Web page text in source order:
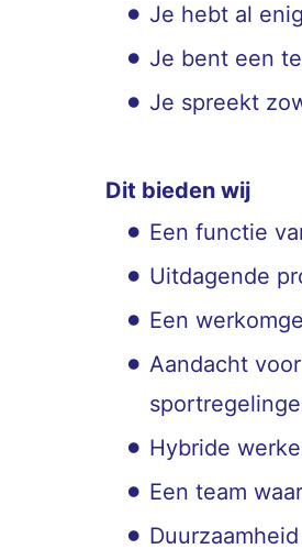
Je hebt al
Je bent een
Je spreekt
Dit bieden wij
Een functie
Uitdagende
Een
Aandacht
Hybride
Een team